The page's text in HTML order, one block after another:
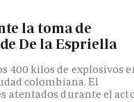
la toma de
De la Espriella
400 kilos de explosivos
colombiana. El
atentados durante el